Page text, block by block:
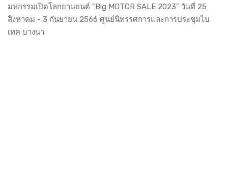
มหกรรมเปิดโลกยานยนต์ "Big MOTOR SALE 2023" วันที่ 25
สิงหาคม - 3 กันยายน 2566 ศูนย์นิทรรศการและการประชุมไบ
เทค บางนา